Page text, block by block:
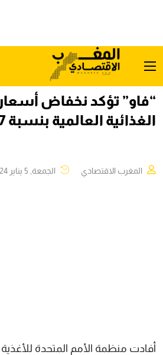
“فاو” تؤكد نخفاض أسعار
الغذائية العالمية بنسبة 13,7في المائة
المغرب الاقتصادي الجمعة, 5 يناير 2024, 23:59
أفادت منظمة الأمم المتحدة للأغذية